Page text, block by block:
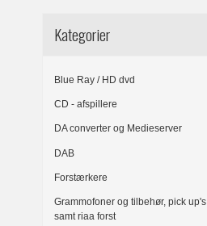
Kategorier
Blue Ray / HD dvd
CD - afspillere
DA converter og Medieserver
DAB
Forstærkere
Grammofoner og tilbehør, pick up's
samt riaa forst